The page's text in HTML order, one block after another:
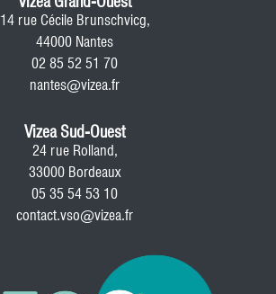
14 rue Cécile Brunschvicg,
44000 Nantes
02 85 52 51 70
nantes@vizea.fr
Vizea Sud-Ouest
24 rue Rolland,
33000 Bordeaux
05 35 54 53 10
contact.vso@vizea.fr